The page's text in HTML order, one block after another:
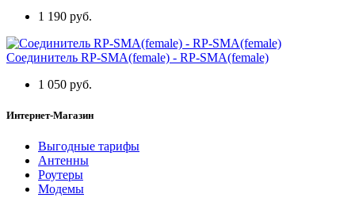
1 190 руб.
Соединитель RP-SMA(female) - RP-SMA(female)
1 050 руб.
Интернет-Магазин
Выгодные тарифы
Антенны
Роутеры
Модемы